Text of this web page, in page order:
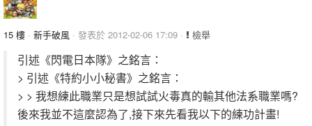
15 樓 · 新手破風 · 發表於 2012-02-06 17:09 · 檢舉
引述《閃電日本隊》之銘言：
> 引述《特約小小秘書》之銘言：
> > 我想練此職業只是想試試火毒真的輸其他法系職業嗎?
後來我並不這麼認為了,接下來先看我以下的練功計畫!